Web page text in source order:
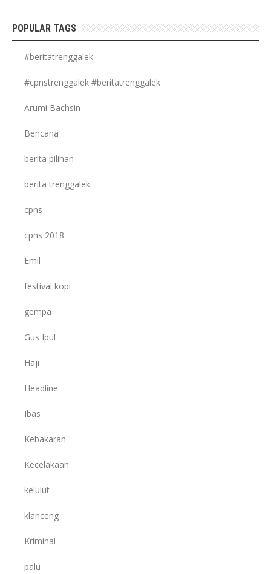
POPULAR TAGS
#beritatrenggalek
#cpnstrenggalek #beritatrenggalek
Arumi Bachsin
Bencana
berita pilihan
berita trenggalek
cpns
cpns 2018
Emil
festival kopi
gempa
Gus Ipul
Haji
Headline
Ibas
Kebakaran
Kecelakaan
kelulut
klanceng
Kriminal
palu